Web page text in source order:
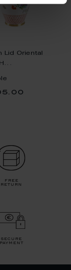
Lid Oriental
free
return
secure
payment